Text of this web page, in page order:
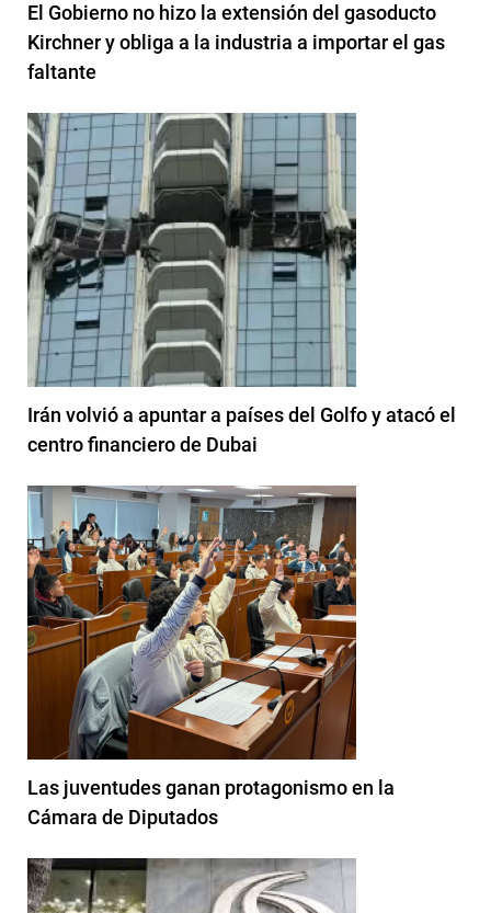
El Gobierno no hizo la extensión del gasoducto
Kirchner y obliga a la industria a importar el gas
faltante
Irán volvió a apuntar a países del Golfo y atacó el
centro financiero de Dubai
Las juventudes ganan protagonismo en la
Cámara de Diputados